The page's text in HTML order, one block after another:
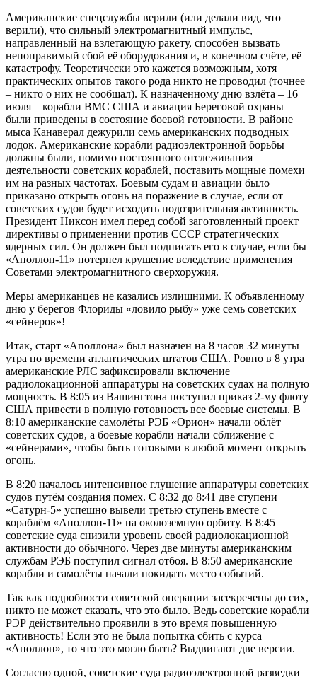
Американские спецслужбы верили (или делали вид, что
верили), что сильный электромагнитный импульс,
направленный на взлетающую ракету, способен вызвать
непоправимый сбой её оборудования и, в конечном счёте, её
катастрофу. Теоретически это кажется возможным, хотя
практических опытов такого рода никто не проводил (точнее
– никто о них не сообщал). К назначенному дню взлёта – 16
июля – корабли ВМС США и авиация Береговой охраны
были приведены в состояние боевой готовности. В районе
мыса Канаверал дежурили семь американских подводных
лодок. Американские корабли радиоэлектронной борьбы
должны были, помимо постоянного отслеживания
деятельности советских кораблей, поставить мощные помехи
им на разных частотах. Боевым судам и авиации было
приказано открыть огонь на поражение в случае, если от
советских судов будет исходить подозрительная активность.
Президент Никсон имел перед собой заготовленный проект
директивы о применении против СССР стратегических
ядерных сил. Он должен был подписать его в случае, если бы
«Аполлон-11» потерпел крушение вследствие применения
Советами электромагнитного сверхоружия.
Меры американцев не казались излишними. К объявленному
дню у берегов Флориды «ловило рыбу» уже семь советских
«сейнеров»!
Итак, старт «Аполлона» был назначен на 8 часов 32 минуты
утра по времени атлантических штатов США. Ровно в 8 утра
американские РЛС зафиксировали включение
радиолокационной аппаратуры на советских судах на полную
мощность. В 8:05 из Вашингтона поступил приказ 2-му флоту
США привести в полную готовность все боевые системы. В
8:10 американские самолёты РЭБ «Орион» начали облёт
советских судов, а боевые корабли начали сближение с
«сейнерами», чтобы быть готовыми в любой момент открыть
огонь.
В 8:20 началось интенсивное глушение аппаратуры советских
судов путём создания помех. С 8:32 до 8:41 две ступени
«Сатурн-5» успешно вывели третью ступень вместе с
кораблём «Аполлон-11» на околоземную орбиту. В 8:45
советские суда снизили уровень своей радиолокационной
активности до обычного. Через две минуты американским
службам РЭБ поступил сигнал отбоя. В 8:50 американские
корабли и самолёты начали покидать место событий.
Так как подробности советской операции засекречены до сих,
никто не может сказать, что это было. Ведь советские корабли
РЭР действительно проявили в это время повышенную
активность! Если это не была попытка сбить с курса
«Аполлон», то что это могло быть? Выдвигают две версии.
Согласно одной, советские суда радиоэлектронной разведки